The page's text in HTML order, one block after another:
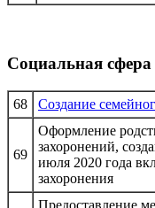
Социальная сфера
68 Создание
69
Оформление
захоронений,
июля 2020 года
захоронения
Предоставление